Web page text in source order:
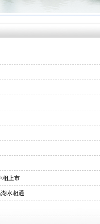
相上市
水相通